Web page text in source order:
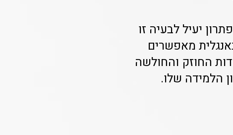
יעיל לבעיה זו
מאפשרים
החוזק והחולשה
הלמידה שלו.